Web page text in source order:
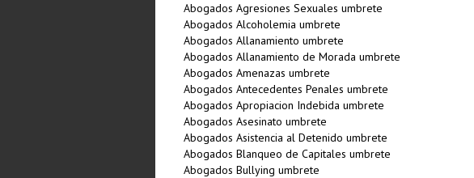
Abogados Agresiones Sexuales umbrete
Abogados Alcoholemia umbrete
Abogados Allanamiento umbrete
Abogados Allanamiento de Morada umbrete
Abogados Amenazas umbrete
Abogados Antecedentes Penales umbrete
Abogados Apropiacion Indebida umbrete
Abogados Asesinato umbrete
Abogados Asistencia al Detenido umbrete
Abogados Blanqueo de Capitales umbrete
Abogados Bullying umbrete